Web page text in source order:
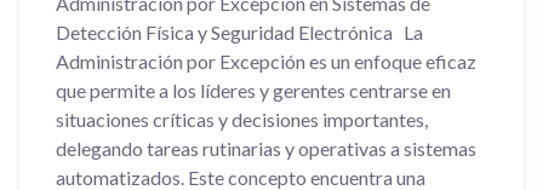
Detección Física y Seguridad Electrónica La
Administración por Excepción es un enfoque eficaz
que permite a los líderes y gerentes centrarse en
situaciones críticas y decisiones importantes,
delegando tareas rutinarias y operativas a sistemas
automatizados. Este concepto encuentra una